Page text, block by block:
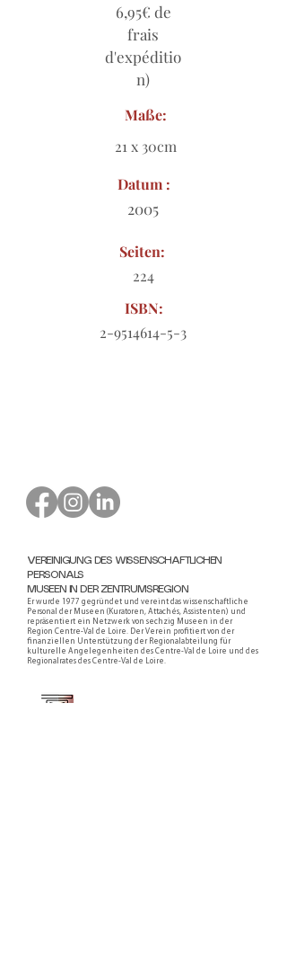
6,95€ de
frais
d'expéditio
n)
Maße:
21 x 30cm
Datum :
2005
Seiten:
224
ISBN:
2-9514614-5-3
VEREINIGUNG DES WISSENSCHAFTLICHEN
PERSONALS
MUSEEN IN DER ZENTRUMSREGION
Er wurde 1977 gegründet und vereint das wissenschaftliche
Personal der Museen (Kuratoren, Attachés, Assistenten) und
repräsentiert ein Netzwerk von sechzig Museen in der
Region Centre-Val de Loire. Der Verein profitiert von der
finanziellen Unterstützung der Regionalabteilung für
kulturelle Angelegenheiten des Centre-Val de Loire und des
Regionalrates des Centre-Val de Loire.